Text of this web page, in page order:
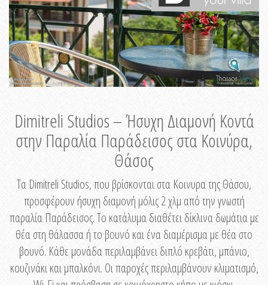
Dimitreli Studios – Ήσυχη Διαμονή Κοντά
στην Παραλία Παράδεισος στα Κοινύρα,
Θάσος
Τα Dimitreli Studios, που βρίσκονται στα Κοινυρα της Θάσου,
προσφέρουν ήσυχη διαμονή μόλις 2 χλμ από την γνωστή
παραλία Παράδεισος. Το κατάλυμα διαθέτει δίκλινα δωμάτια με
θέα στη θάλασσα ή το βουνό και ένα διαμέρισμα με θέα στο
βουνό. Κάθε μονάδα περιλαμβάνει διπλό κρεβάτι, μπάνιο,
κουζινάκι και μπαλκόνι. Οι παροχές περιλαμβάνουν κλιματισμό,